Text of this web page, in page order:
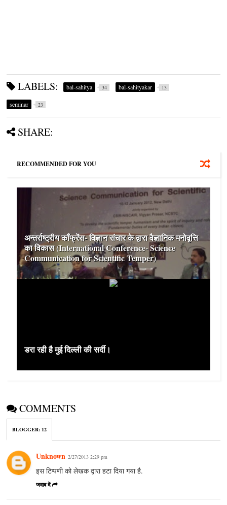
LABELS: bal-sahitya 34 bal-sahityakar 13
seminar 23
SHARE:
RECOMMENDED FOR YOU
अन्‍तर्राष्‍ट्रीय कॉंफ्रेंस- विज्ञान संचार के द्वारा वैज्ञानिक मनोवृत्ति
का विकास (International Conference- Science
Communication for Scientific Temper)
डरा रही है मुई दिल्‍ली की सर्दी।
COMMENTS
BLOGGER:12
Unknown 2/27/2013 2:29 pm
इस टिप्पणी को लेखक द्वारा हटा दिया गया है.
जवाब दें